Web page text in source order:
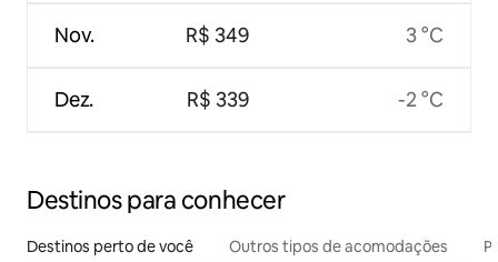
Nov.
Dez.
R$ 349
R$ 339
3 °C
-2 °C
Destinos para conhecer
Destinos perto de você Outros tipos de acomodações